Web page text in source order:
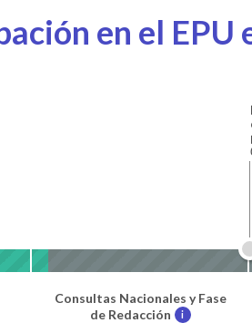
en el EPU
Consultas Nacionales y Fase
de Redacción
i